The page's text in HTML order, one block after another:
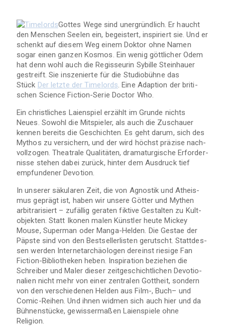
Got­tes Wege sind uner­gründ­lich. Er haucht
den Men­schen See­len ein, begeis­tert, inspi­riert sie. Und er
schenkt auf die­sem Weg einem Dok­tor ohne Namen
sogar einen gan­zen Kos­mos. Ein wenig gött­li­cher Odem
hat denn wohl auch die Regis­seu­rin Sybille Stein­hauer
gestreift. Sie insze­nierte für die Stu­dio­bühne das
Stück Der letzte der Timelords. Eine Adap­tion der bri­ti­
schen Sci­ence Fiction-Serie Doc­tor Who.
Ein christ­li­ches Lai­en­spiel erzählt im Grunde nichts
Neues. Sowohl die Mit­spie­ler, als auch die Zuschauer
ken­nen bereits die Geschich­ten. Es geht darum, sich des
Mythos zu ver­si­chern, und der wird höchst prä­zise nach­
voll­zo­gen. Thea­trale Qua­li­tä­ten, dra­ma­tur­gi­sche Erfor­der­
nisse ste­hen dabei zurück, hin­ter dem Aus­druck tief
emp­fun­de­ner Devotion.
In unse­rer säku­la­ren Zeit, die von Agnos­tik und Athe­is­
mus geprägt ist, haben wir unsere Göt­ter und Mythen
arbi­tra­ri­siert – zufäl­lig gera­ten fik­tive Gestal­ten zu Kult­
ob­jek­ten. Statt Iko­nen malen Künst­ler heute Mickey
Mouse, Super­man oder Manga-Helden. Die Gestae der
Päpste sind von den Best­sel­ler­lis­ten gerutscht. Statt­des­
sen wer­den Inter­net­ar­chäo­lo­gen der­einst rie­sige Fan
Fiction-Bibliotheken heben. Inspi­ra­tion bezie­hen die
Schrei­ber und Maler die­ser zeit­ge­schicht­li­chen Devo­tio­
na­lien nicht mehr von einer zen­tra­len Gott­heit, son­dern
von den ver­schie­de­nen Hel­den aus Film-, Buch– und
Comic-Reihen. Und ihnen wid­men sich auch hier und da
Büh­nen­stü­cke, gewis­ser­ma­ßen Lai­en­spiele ohne
Religion.